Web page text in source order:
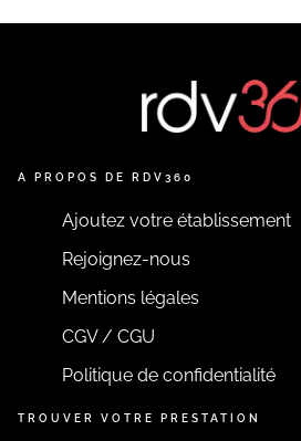
A PROPOS DE RDV360
Ajoutez votre établissement
Rejoignez-nous
Mentions légales
CGV / CGU
Politique de confidentialité
TROUVER VOTRE PRESTATION